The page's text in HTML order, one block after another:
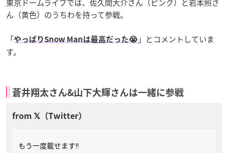
東京ドームライブでは、佐久間大介さん（ピンク）と岩本照さ
ん（黄色）のうちわを持って参戦。
「やっぱりSnow Manは最高だった😭 」とコメントしていま
す。
蒼井翔太さん&山下大輝さんは一緒に参戦
もう一度載せます‼️